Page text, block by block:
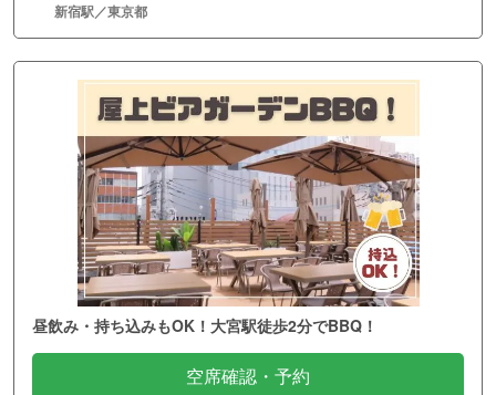
新宿駅／東京都
昼飲み・持ち込みもOK！大宮駅徒歩2分でBBQ！
空席確認・予約